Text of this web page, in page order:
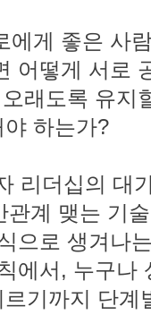
에게 좋은 사
어떻게 서로
래도록 유지
하는가?
리더십의 대
계 맺는 기
으로 생겨나
에서, 누구나
기까지 단